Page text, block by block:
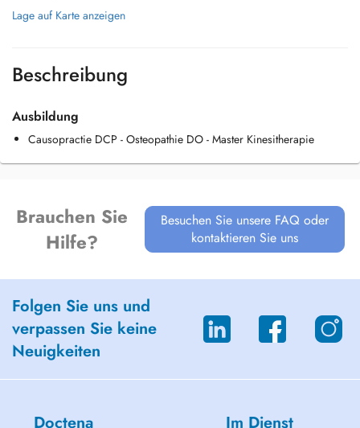
Lage auf Karte anzeigen
Beschreibung
Ausbildung
Causopractie DCP - Osteopathie DO - Master Kinesitherapie
Brauchen Sie
Hilfe?
Besuchen Sie unsere FAQ oder
kontaktieren Sie uns
Folgen Sie uns und
verpassen Sie keine
Neuigkeiten
Doctena Im Dienst